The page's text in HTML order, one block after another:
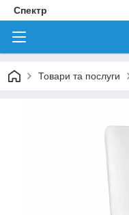
Спектр
Товари та послуги